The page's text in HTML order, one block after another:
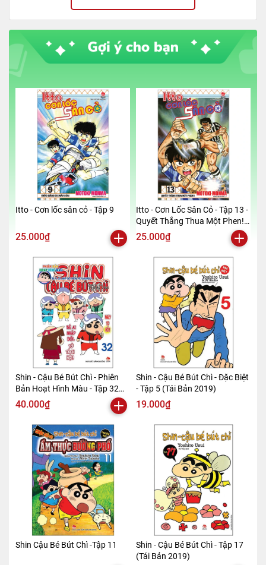
Itto - Cơn lốc sân cỏ - Tập 9
25.000₫
Itto - Cơn Lốc Sân Cỏ - Tập 13 -
Quyết Thắng Thua Một Phen!!
(Tái Bản 2024)
25.000₫
Shin - Cậu Bé Bút Chì - Phiên
Bản Hoạt Hình Màu - Tập 32
(Tái Bản 2019)
40.000₫
Shin - Cậu Bé Bút Chì - Đặc Biệt
- Tập 5 (Tái Bản 2019)
19.000₫
Shin Cậu Bé Bút Chì -Tập 11
Shin - Cậu Bé Bút Chì - Tập 17
(Tái Bản 2019)